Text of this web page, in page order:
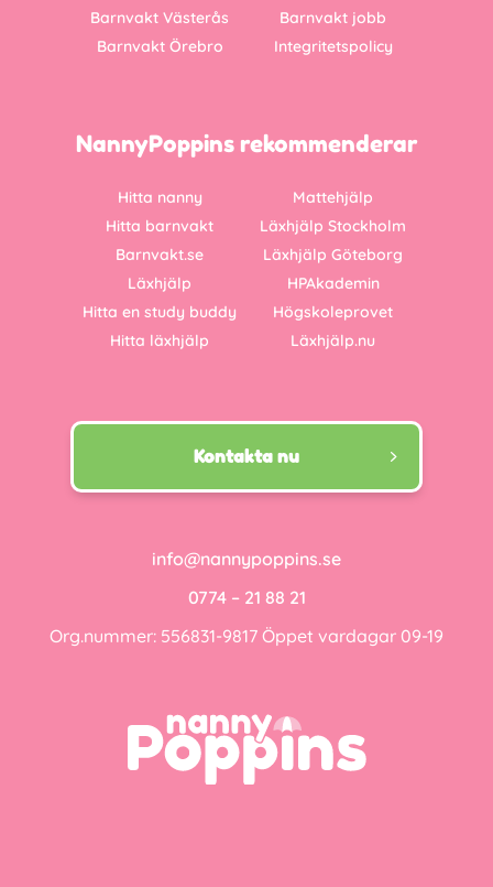
Barnvakt Västerås
Barnvakt Örebro
Barnvakt jobb
Integritetspolicy
NannyPoppins rekommenderar
Hitta nanny
Hitta barnvakt
Barnvakt.se
Läxhjälp
Hitta en study buddy
Hitta läxhjälp
Mattehjälp
Läxhjälp Stockholm
Läxhjälp Göteborg
HPAkademin
Högskoleprovet
Läxhjälp.nu
info@nannypoppins.se
0774 – 21 88 21
Org.nummer: 556831-9817 Öppet vardagar 09-19
Kontakta nu